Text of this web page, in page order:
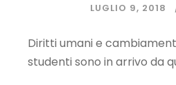
LUGLIO 9, 2018
Diritti umani e
studenti sono in arrivo da